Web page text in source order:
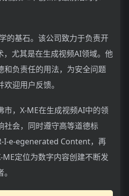
的基石。该公司致力于负责开
，尤其是在生成视频AI领域。他
和负责任的用法，为安全问题
迎用户反馈。
市，X-ME在生成视频AI中的领
社会，同时遵守高等道德标
I-e-egenerated Content，再
定位为数字内容创建不断发